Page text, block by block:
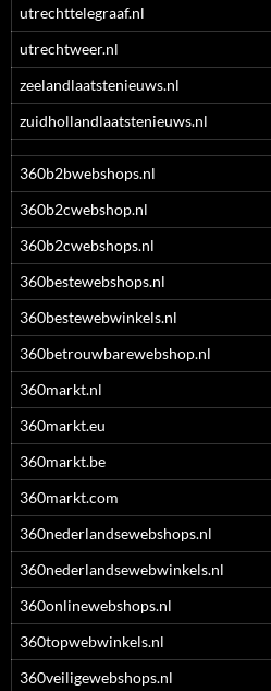
utrechttelegraaf.nl
utrechtweer.nl
zeelandlaatstenieuws.nl
zuidhollandlaatstenieuws.nl
360b2bwebshops.nl
360b2cwebshop.nl
360b2cwebshops.nl
360bestewebshops.nl
360bestewebwinkels.nl
360betrouwbarewebshop.nl
360markt.nl
360markt.eu
360markt.be
360markt.com
360nederlandsewebshops.nl
360nederlandsewebwinkels.nl
360onlinewebshops.nl
360topwebwinkels.nl
360veiligewebshops.nl